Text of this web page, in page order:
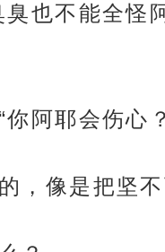
也不能全怪
阿耶会伤心
，像是把坚